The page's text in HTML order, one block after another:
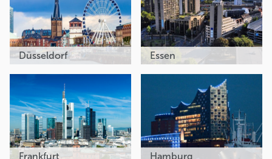
Düsseldorf Essen
Frankfurt Hamburg